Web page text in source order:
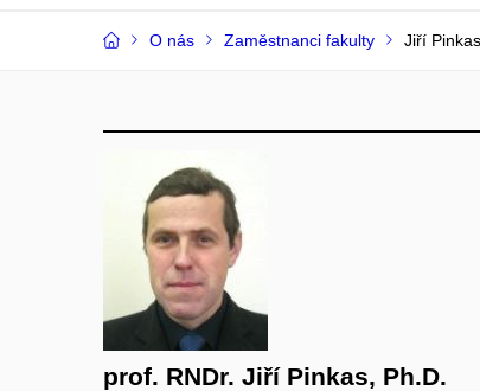
O nás Zaměstnanci fakulty Jiří Pinkas
prof. RNDr. Jiří Pinkas, Ph.D.